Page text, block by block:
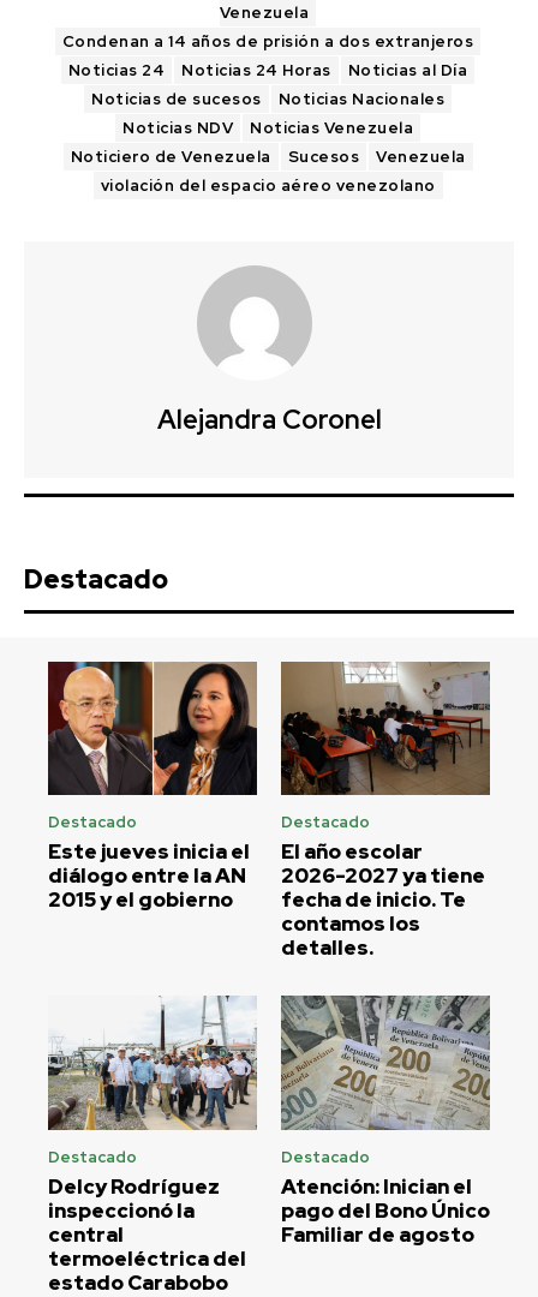
Venezuela
Condenan a 14 años de prisión a dos extranjeros
Noticias 24
Noticias 24 Horas
Noticias al Día
Noticias de sucesos
Noticias Nacionales
Noticias NDV
Noticias Venezuela
Noticiero de Venezuela
Sucesos
Venezuela
violación del espacio aéreo venezolano
Alejandra Coronel
Destacado
Destacado
Este jueves inicia el
diálogo entre la AN
2015 y el gobierno
Destacado
El año escolar
2026-2027 ya tiene
fecha de inicio. Te
contamos los
detalles.
Destacado
Delcy Rodríguez
inspeccionó la
central
termoeléctrica del
estado Carabobo
Destacado
Atención: Inician el
pago del Bono Único
Familiar de agosto